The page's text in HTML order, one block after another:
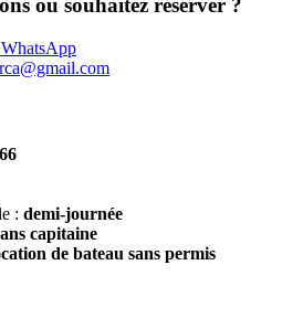
ou souhaitez réserver ?
: demi-journée
capitaine
de bateau sans permis